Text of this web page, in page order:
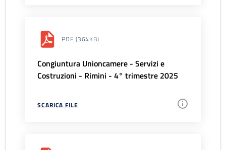
PDF (364KB)
Congiuntura Unioncamere - Servizi e
Costruzioni - Rimini - 4° trimestre 2025
SCARICA FILE